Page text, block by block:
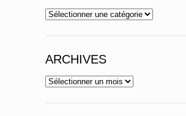
Catégories
ARCHIVES
Archives